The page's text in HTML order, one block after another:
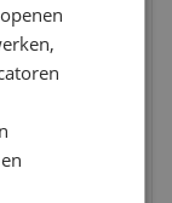
/ 128GB /